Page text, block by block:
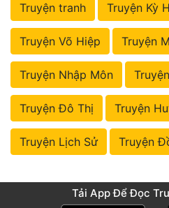
Truyện tranh Truyện Kỳ
Truyện Võ Hiệp Truyện
Truyện Nhập Môn
Truyện Đô Thị Truyện
Truyện Lịch Sử Truyện
Tải App Để Đọc